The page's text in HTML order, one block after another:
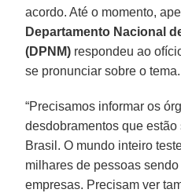
acordo. Até o momento,
Departamento Nacional
(DPNM) respondeu ao
se pronunciar sobre o tema.
“Precisamos informar os
desdobramentos que
Brasil. O mundo inteiro
milhares de pessoas
empresas. Precisam ver